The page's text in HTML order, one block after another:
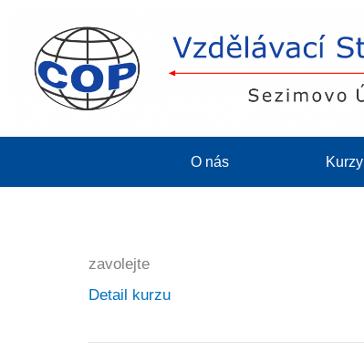
O nás Kurzy
zavolejte
Detail kurzu